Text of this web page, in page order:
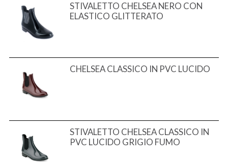
STIVALETTO CHELSEA NERO CON
ELASTICO GLITTERATO
CHELSEA CLASSICO IN PVC LUCIDO
STIVALETTO CHELSEA CLASSICO IN
PVC LUCIDO GRIGIO FUMO